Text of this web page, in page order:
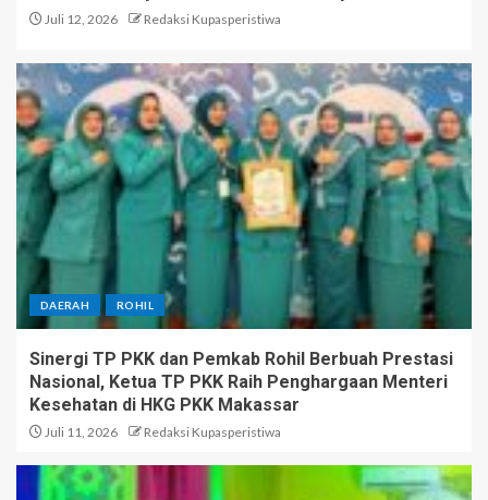
Juli 12, 2026 Redaksi Kupasperistiwa
DAERAH ROHIL
Sinergi TP PKK dan Pemkab Rohil Berbuah Prestasi
Nasional, Ketua TP PKK Raih Penghargaan Menteri
Kesehatan di HKG PKK Makassar
Juli 11, 2026 Redaksi Kupasperistiwa